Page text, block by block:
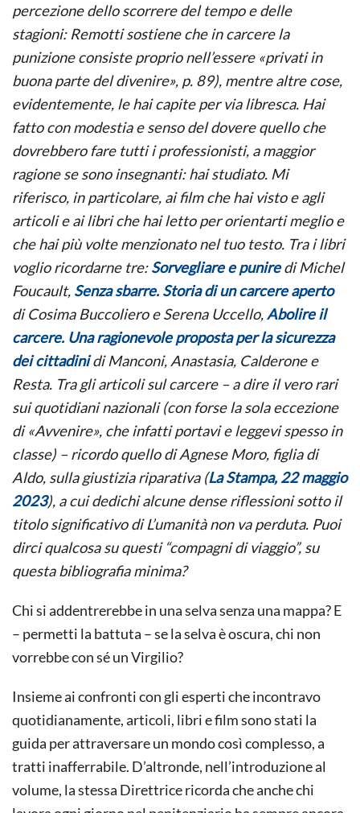
percezione dello scorrere del tempo e delle
stagioni: Remotti sostiene che in carcere la
punizione consiste proprio nell’essere «privati in
buona parte del divenire», p. 89), mentre altre cose,
evidentemente, le hai capite per via libresca. Hai
fatto con modestia e senso del dovere quello che
dovrebbero fare tutti i professionisti, a maggior
ragione se sono insegnanti: hai studiato. Mi
riferisco, in particolare, ai film che hai visto e agli
articoli e ai libri che hai letto per orientarti meglio e
che hai più volte menzionato nel tuo testo. Tra i libri
voglio ricordarne tre:Sorvegliare e puniredi Michel
Foucault, Senza sbarre. Storia di un carcere aperto
di Cosima Buccoliero e Serena Uccello,Abolire il
carcere. Una ragionevole proposta per la sicurezza
dei cittadinidi Manconi, Anastasia, Calderone e
Resta. Tra gli articoli sul carcere – a dire il vero rari
sui quotidiani nazionali (con forse la sola eccezione
di «Avvenire», che infatti portavi e leggevi spesso in
classe) – ricordo quello di Agnese Moro, figlia di
Aldo, sulla giustizia riparativa (La Stampa, 22 maggio
2023), a cui dedichi alcune dense riflessioni sotto il
titolo significativo di L’umanità non va perduta. Puoi
dirci qualcosa su questi “compagni di viaggio”, su
questa bibliografia minima?
Chi si addentrerebbe in una selva senza una mappa? E
– permetti la battuta – se la selva è oscura, chi non
vorrebbe con sé un Virgilio?
Insieme ai confronti con gli esperti che incontravo
quotidianamente, articoli, libri e film sono stati la
guida per attraversare un mondo così complesso, a
tratti inafferrabile. D’altronde, nell’introduzione al
volume, la stessa Direttrice ricorda che anche chi